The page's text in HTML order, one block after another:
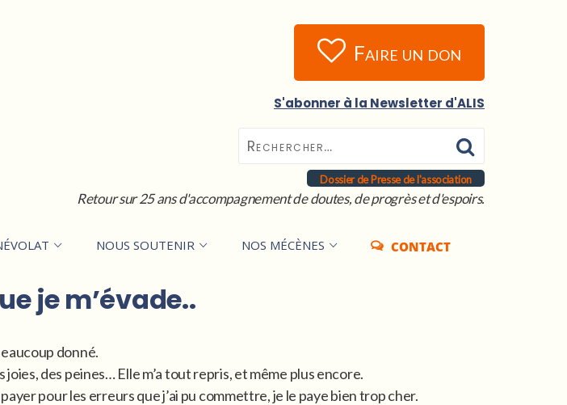
Faire un don
S'abonner à la Newsletter d'ALIS
Dossier de Presse de l'association
Retour sur 25 ans d'accompagnement de doutes, de progrès et d'espoirs.
NOUS SOUTENIR NOS MÉCÈNES CONTACT
je m’évade..
donné.
joies, des peines… Elle m’a tout repris, et même plus encore.
payer pour les erreurs que j’ai pu commettre, je le paye bien trop cher.